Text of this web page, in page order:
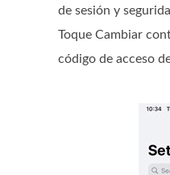
de sesión y
Toque Cambiar
código de acceso